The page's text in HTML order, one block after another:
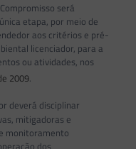
será
etapa, por meio de
aos critérios e pré-
licenciador, para a
ou atividades, nos
2009.
deverá disciplinar
mitigadoras e
monitoramento
dos